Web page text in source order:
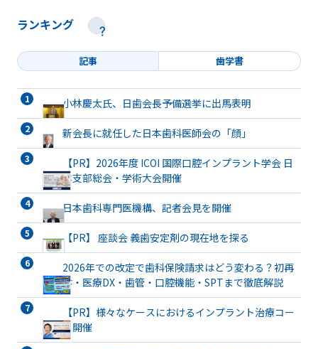
ランキング
記事 歯学書
小林慶太氏、日歯会長予備選挙に出馬表明
新会長に就任した日本歯科医師会の「顔」
【PR】2026年度 ICOI 国際口腔インプラント学会 日
本支部総会・学術大会開催
日本歯科専門医機構、記者会見を開催
【PR】 座談会 義歯安定剤の現在地を探る
2026年での改定で歯科保険請求はどう変わる？初再
診・医療DX・歯管・口腔機能・SPTまで徹底解説
【PR】様々なケースにおけるインプラント治療コー
ス開催